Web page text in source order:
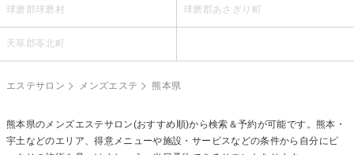
球磨郡球磨村 球磨郡あさぎり町
天草郡苓北町
エステサロン メンズエステ 熊本県
熊本県の メンズエステサロン(おすすめ順)から検索＆予約が可能です。熊本・
宇土などのエリア、得意メニューや施設・サービスなどの条件から自分にピ